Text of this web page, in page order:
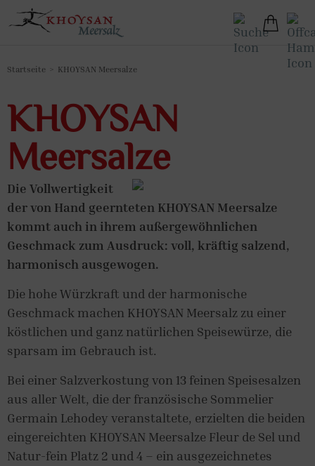
Startseite KHOYSAN Meersalze
KHOYSAN
Meersalze
Die Vollwertigkeit
der von Hand geernteten KHOYSAN Meersalze
kommt auch in ihrem außergewöhnlichen
Geschmack zum Ausdruck: voll, kräftig salzend,
harmonisch ausgewogen.
Die hohe Würzkraft und der harmonische
Geschmack machen KHOYSAN Meersalz zu einer
köstlichen und ganz natürlichen Speisewürze, die
sparsam im Gebrauch ist.
Bei einer Salzverkostung von 13 feinen Speisesalzen
aus aller Welt, die der französische Sommelier
Germain Lehodey veranstaltete, erzielten die beiden
eingereichten KHOYSAN Meersalze Fleur de Sel und
Natur-fein Platz 2 und 4 – ein ausgezeichnetes